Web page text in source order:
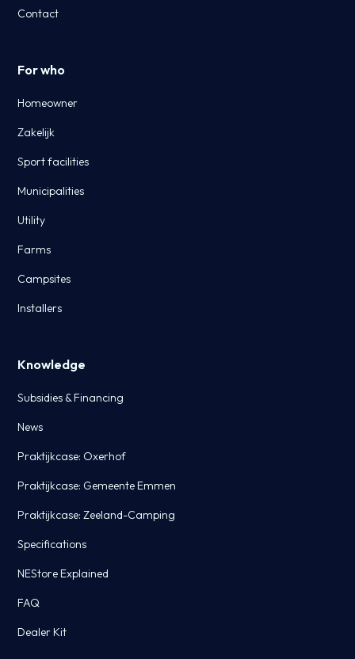
Contact
For who
Homeowner
Zakelijk
Sport facilities
Municipalities
Utility
Farms
Campsites
Installers
Knowledge
Subsidies & Financing
News
Praktijkcase: Oxerhof
Praktijkcase: Gemeente Emmen
Praktijkcase: Zeeland-Camping
Specifications
NEStore Explained
FAQ
Dealer Kit